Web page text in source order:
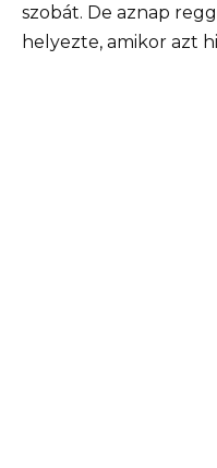
szobát. De aznap
helyezte, amikor azt